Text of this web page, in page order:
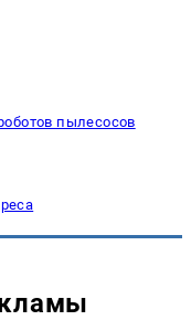
пылесосов